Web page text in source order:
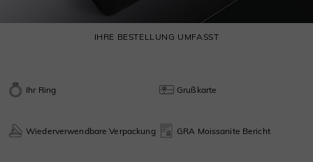
IHRE BESTELLUNG UMFASST
Ihr Ring Grußkarte
Wiederverwendbare Verpackung GRA Moissanite Bericht